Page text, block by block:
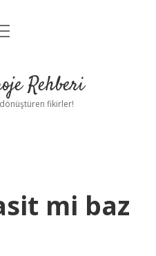
Rehberi
fikirler!
mi baz